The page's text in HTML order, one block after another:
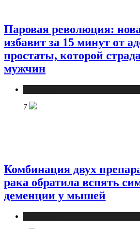
Паровая революция:
избавит за 15 минут от
простаты, которой
мужчин
7
Комбинация двух
рака обратила вспять
деменции у мышей